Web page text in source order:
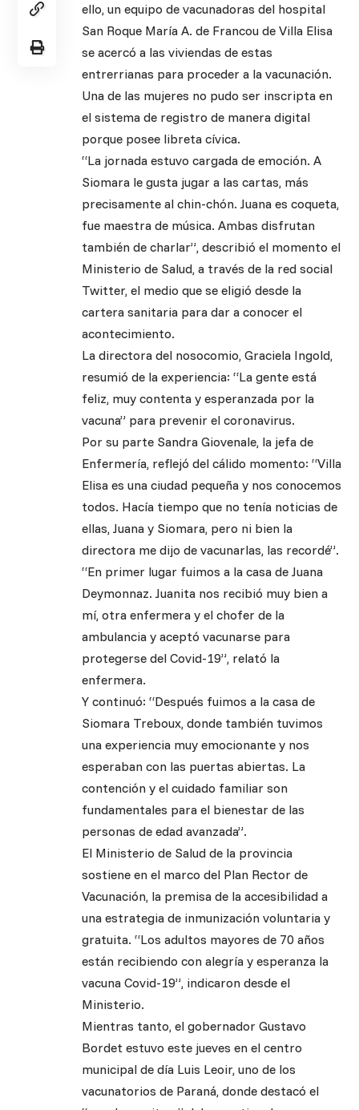
ello, un equipo de vacunadoras del hospital
San Roque María A. de Francou de Villa Elisa
se acercó a las viviendas de estas
entrerrianas para proceder a la vacunación.
Una de las mujeres no pudo ser inscripta en
el sistema de registro de manera digital
porque posee libreta cívica.
“La jornada estuvo cargada de emoción. A
Siomara le gusta jugar a las cartas, más
precisamente al chin-chón. Juana es coqueta,
fue maestra de música. Ambas disfrutan
también de charlar”, describió el momento el
Ministerio de Salud, a través de la red social
Twitter, el medio que se eligió desde la
cartera sanitaria para dar a conocer el
acontecimiento.
La directora del nosocomio, Graciela Ingold,
resumió de la experiencia: “La gente está
feliz, muy contenta y esperanzada por la
vacuna” para prevenir el coronavirus.
Por su parte Sandra Giovenale, la jefa de
Enfermería, reflejó del cálido momento: “Villa
Elisa es una ciudad pequeña y nos conocemos
todos. Hacía tiempo que no tenía noticias de
ellas, Juana y Siomara, pero ni bien la
directora me dijo de vacunarlas, las recordé”.
“En primer lugar fuimos a la casa de Juana
Deymonnaz. Juanita nos recibió muy bien a
mí, otra enfermera y el chofer de la
ambulancia y aceptó vacunarse para
protegerse del Covid-19”, relató la
enfermera.
Y continuó: “Después fuimos a la casa de
Siomara Treboux, donde también tuvimos
una experiencia muy emocionante y nos
esperaban con las puertas abiertas. La
contención y el cuidado familiar son
fundamentales para el bienestar de las
personas de edad avanzada”.
El Ministerio de Salud de la provincia
sostiene en el marco del Plan Rector de
Vacunación, la premisa de la accesibilidad a
una estrategia de inmunización voluntaria y
gratuita. “Los adultos mayores de 70 años
están recibiendo con alegría y esperanza la
vacuna Covid-19”, indicaron desde el
Ministerio.
Mientras tanto, el gobernador Gustavo
Bordet estuvo este jueves en el centro
municipal de día Luis Leoir, uno de los
vacunatorios de Paraná, donde destacó el